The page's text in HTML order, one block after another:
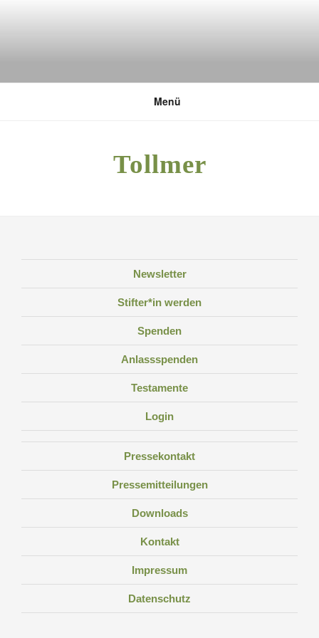
DEUTSCHE UMWELTSTIFTUNG
Menü
Tollmer
Newsletter
Stifter*in werden
Spenden
Anlassspenden
Testamente
Login
Pressekontakt
Pressemitteilungen
Downloads
Kontakt
Impressum
Datenschutz